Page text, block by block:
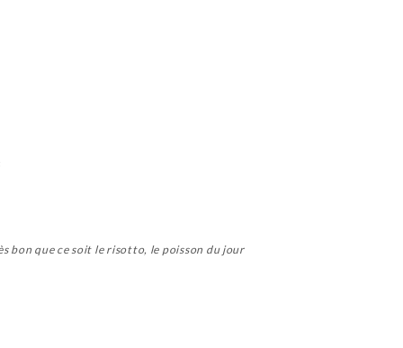
bon que ce soit le risotto, le poisson du jour